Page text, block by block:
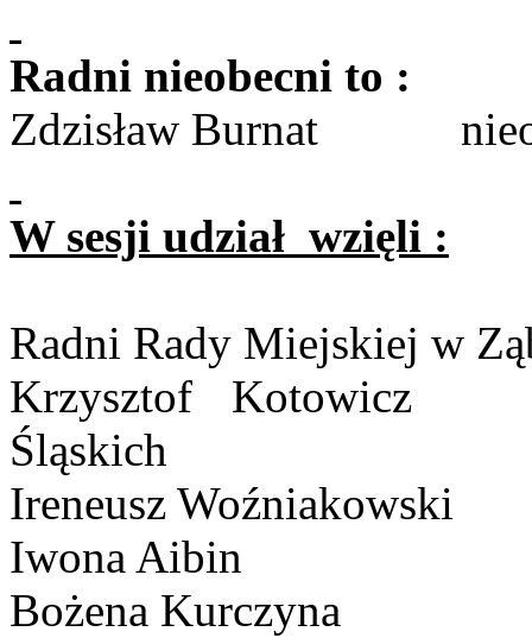
Radni nieobecni to :
Zdzisław Burnat
W sesji udział wzięli :
Radni Rady Miejskiej w
Krzysztof
Kotowicz
Śląskich
Ireneusz Woźniakowski
Iwona Aibin
Bożena Kurczyna